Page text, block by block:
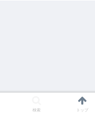
検索 トップ